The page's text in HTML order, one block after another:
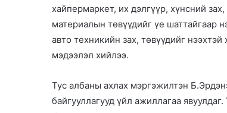
хайпермаркет, их дэлгүүр, хүнсний
материалын төвүүдийг үе шаттайгаар
авто техникийн зах, төвүүдийг
мэдээлэл хийлээ.
Тус албаны ахлах мэргэжилтэн
байгууллагууд үйл ажиллагаа